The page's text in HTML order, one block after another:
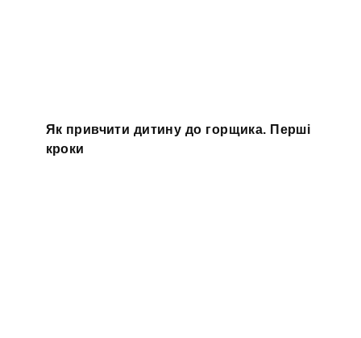
Як привчити дитину до горщика. Перші
кроки